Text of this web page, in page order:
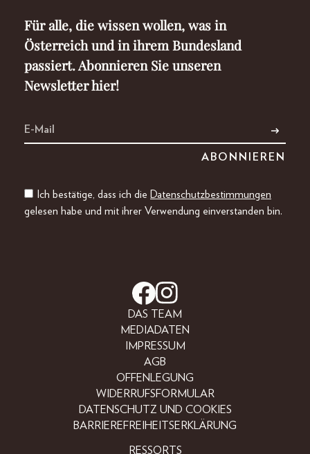
Für alle, die wissen wollen, was in
Österreich und in ihrem Bundesland
passiert. Abonnieren Sie unseren
Newsletter hier!
Ich bestätige, dass ich die Datenschutzbestimmungen
gelesen habe und mit ihrer Verwendung einverstanden bin.
DAS TEAM
MEDIADATEN
IMPRESSUM
AGB
OFFENLEGUNG
WIDERRUFSFORMULAR
DATENSCHUTZ UND COOKIES
BARRIEREFREIHEITSERKLÄRUNG
RESSORTS